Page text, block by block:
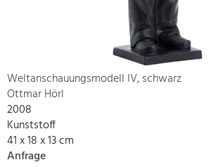
Weltanschauungsmodell IV, schwarz
Ottmar Hörl
2008
Kunststoff
41 x 18 x 13 cm
Anfrage